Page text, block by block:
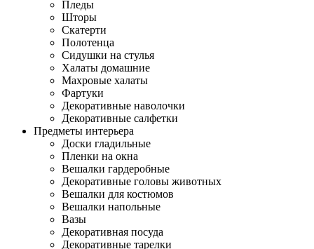
Пледы
Шторы
Скатерти
Полотенца
Сидушки на стулья
Халаты домашние
Махровые халаты
Фартуки
Декоративные наволочки
Декоративные салфетки
Предметы интерьера
Доски гладильные
Пленки на окна
Вешалки гардеробные
Декоративные головы животных
Вешалки для костюмов
Вешалки напольные
Вазы
Декоративная посуда
Декоративные тарелки